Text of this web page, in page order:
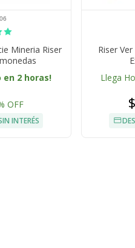
Mineria Riser
en 2 horas!
OFF
INTERÉS
Riser
Llega